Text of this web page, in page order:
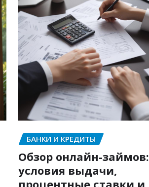
БАНКИ И КРЕДИТЫ
Обзор онлайн-займов:
условия выдачи,